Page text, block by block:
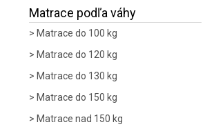
Matrace podľa váhy
Matrace do 100 kg
Matrace do 120 kg
Matrace do 130 kg
Matrace do 150 kg
Matrace nad 150 kg